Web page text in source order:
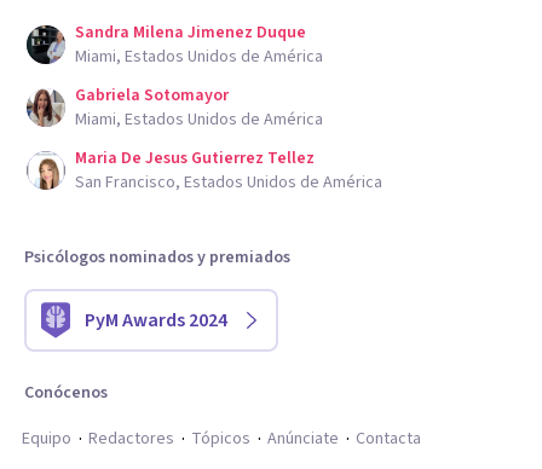
Sandra Milena Jimenez Duque
Miami, Estados Unidos de América
Gabriela Sotomayor
Miami, Estados Unidos de América
Maria De Jesus Gutierrez Tellez
San Francisco, Estados Unidos de América
Psicólogos nominados y premiados
PyM Awards 2024
Conócenos
Equipo
Redactores Tópicos Anúnciate Contacta